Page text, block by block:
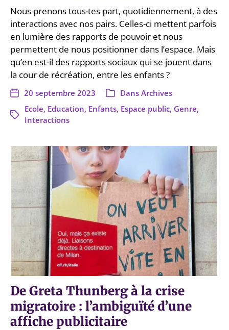
Nous prenons tous·tes part, quotidiennement, à des
interactions avec nos pairs. Celles-ci mettent parfois
en lumière des rapports de pouvoir et nous
permettent de nous positionner dans l’espace. Mais
qu’en est-il des rapports sociaux qui se jouent dans
la cour de récréation, entre les enfants ?
20 septembre 2023 Dans Archives
Ecole, Education, Enfants, Espace public, Genre,
Interactions
De Greta Thunberg à la crise
migratoire : l’ambiguïté d’une
affiche publicitaire